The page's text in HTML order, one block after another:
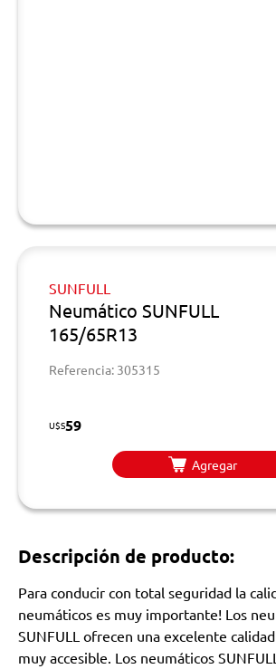
SUNFULL
Neumático SUNFULL
165/65R13
Referencia: 305315
U$S59
Agregar
Descripción de producto:
Para conducir con total seguridad la
neumáticos es muy importante! Los
SUNFULL ofrecen una excelente
muy accesible. Los neumáticos